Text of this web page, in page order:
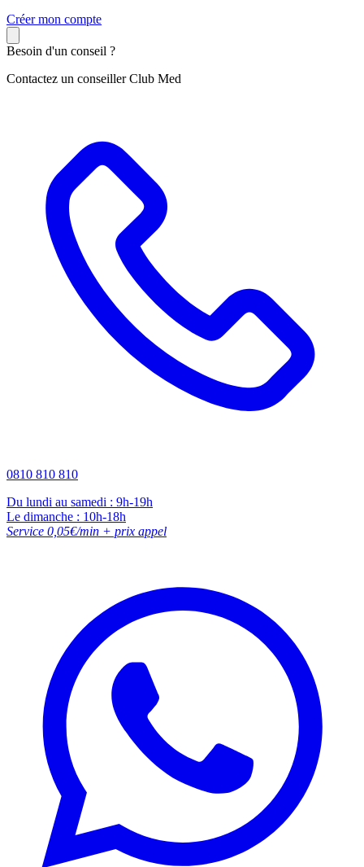
Créer mon compte
Besoin d'un conseil ?
Contactez un conseiller Club Med
0810 810 810
Du lundi au samedi : 9h-19h
Le dimanche : 10h-18h
Service 0,05€/min + prix appel